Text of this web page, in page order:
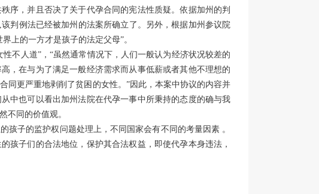
序，并且否决了关于代孕合同的宪法性质疑。依据加州的判
判例法已经被加州的法案所确立了。另外，根据加州参议院
上的一方才是孩子的法定父母”。
不人道”，“虽然通常情况下，人们一般认为经济状况较差的
，在与为了满足一般经济需求而从事低薪或者其他不理想的
同更严重地剥削了贫困的女性。”因此，本案中协议的内容并
中也可以看出加州法院在代孕一事中所秉持的态度的确与我
不同的价值观。
孩子的监护权问题处理上，不同国家会有不同的考量因素 。
孩子们的合法地位，保护其合法权益，即使代孕本身违法，